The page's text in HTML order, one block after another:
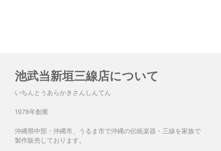
池武当新垣三線店について
いちんとうあらかきさんしんてん
1978年創業
沖縄県中部・沖縄市、うるま市で沖縄の伝統楽器・三線を家族で
製作販売しております。